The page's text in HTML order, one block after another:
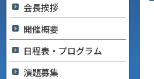
会長挨拶
開催概要
日程表・プログラム
演題募集